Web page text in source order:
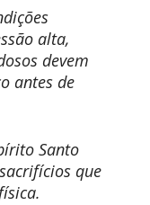
alta,
devem
antes de
Santo
que